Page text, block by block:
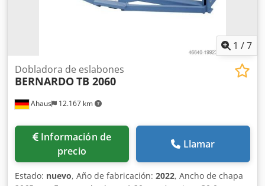
pedal para un trabajo seguro - Ajuste sencillo de la
mordaza inferior al grosor de la chapa correspondiente -
1 /7
Ahaus 12.167 km
Dobladora de eslabones
BERNARDOTB 2060
Información de
precio
Llamar
Estado: nuevo, Año de fabricación: 2022, Ancho de chapa